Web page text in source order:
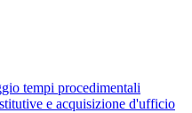
tempi procedimentali
e acquisizione d'ufficio